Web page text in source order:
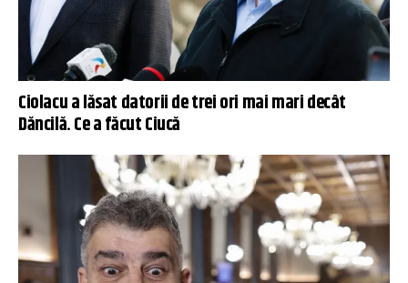
Ciolacu a lăsat datorii de trei ori mai mari decât
Dăncilă. Ce a făcut Ciucă